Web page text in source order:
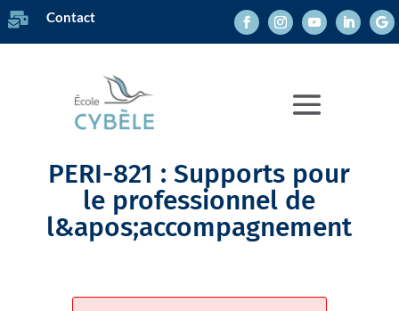
 Contact
PERI-821 : Supports pour
le professionnel de
l&apos;accompagnement